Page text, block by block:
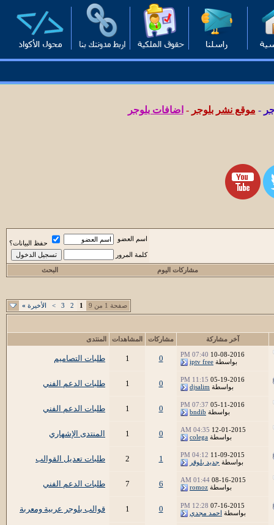
- موقع نشر بلوجر - اضافات بلوجر
اسم العضو
حفظ البيانات؟
كلمة المرور
مشاركات اليوم البحث
صفحة 1 من 9 1
2
3
> الأخيرة »
آخر مشاركة مشاركات المشاهدات المنتدى
10-08-2016
07:40 PM
بواسطة iptv free
0
1 طلبات التصاميم
05-19-2016
11:15 PM
بواسطة djsalim
0
1 طلبات الدعم الفني
05-11-2016
07:37 PM
بواسطة bndib
0
1 طلبات الدعم الفني
12-01-2015
04:35 AM
بواسطة colega
0
1 المنتدى الإشهاري
11-09-2015
04:12 PM
بواسطة جديد بلوقر 1
2 طلبات تعديل القوالب
08-16-2015
01:44 AM
بواسطة romoz
6
7 طلبات الدعم الفني
07-16-2015
12:28 PM
بواسطة احمد مجدي 0
1 قوالب بلوجر عربية ومعربة